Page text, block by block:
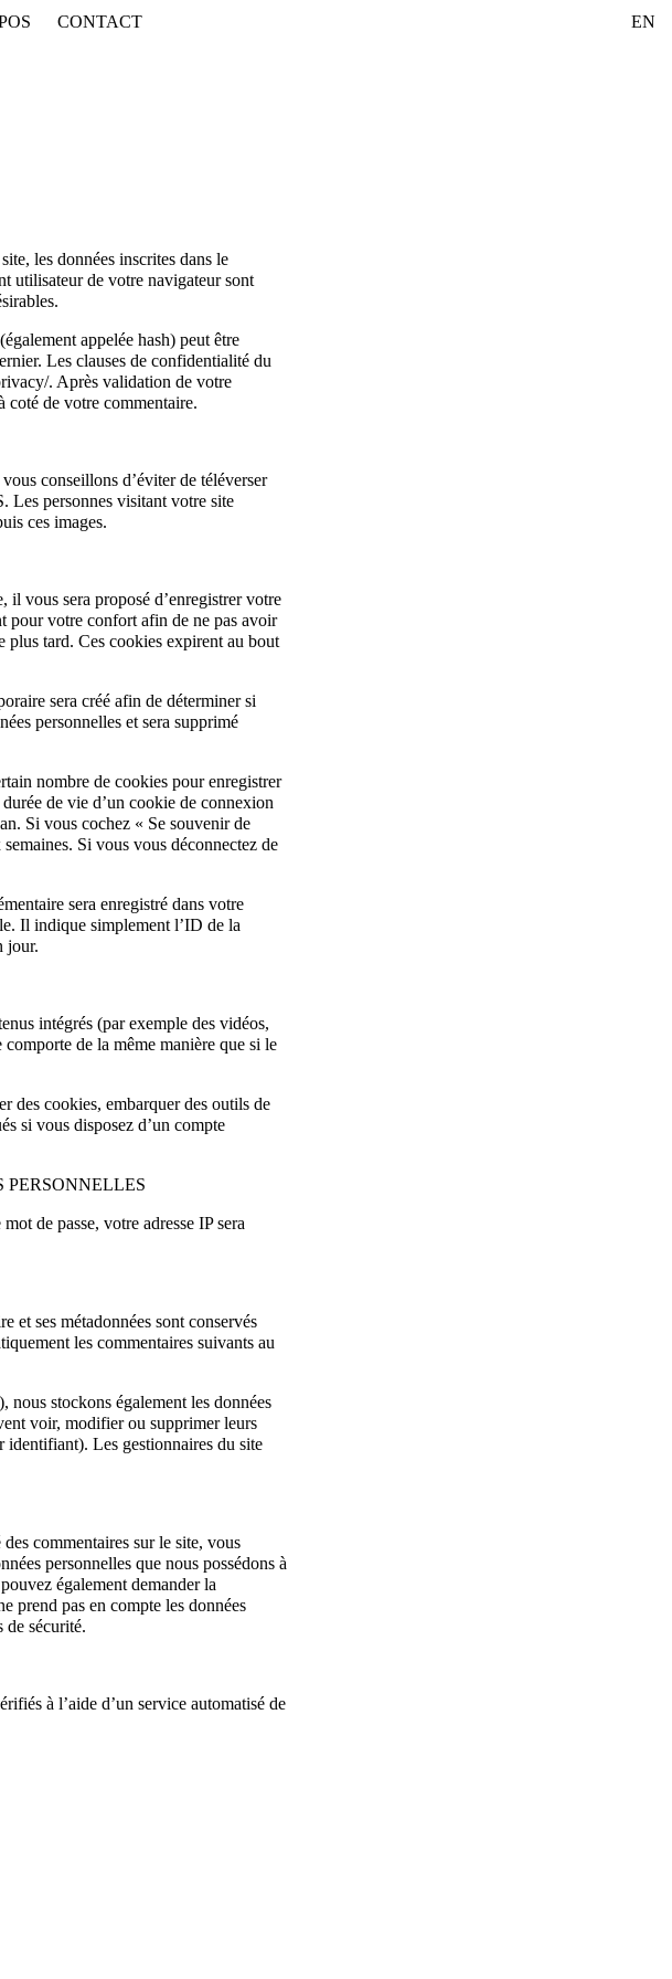
CONTACT EN
les données inscrites dans le
utilisateur de votre navigateur sont
appelée hash) peut être
Les clauses de confidentialité du
. Après validation de votre
de votre commentaire.
conseillons d’éviter de téléverser
Les personnes visitant votre site
ces images.
il vous sera proposé d’enregistrer votre
pour votre confort afin de ne pas avoir
plus tard. Ces cookies expirent au bout
sera créé afin de déterminer si
personnelles et sera supprimé
nombre de cookies pour enregistrer
de vie d’un cookie de connexion
Si vous cochez « Se souvenir de
Si vous vous déconnectez de
sera enregistré dans votre
Il indique simplement l’ID de la
jour.
intégrés (par exemple des vidéos,
de la même manière que si le
des cookies, embarquer des outils de
si vous disposez d’un compte
de passe, votre adresse IP sera
et ses métadonnées sont conservés
les commentaires suivants au
nous stockons également les données
voir, modifier ou supprimer leurs
identifiant). Les gestionnaires du site
commentaires sur le site, vous
personnelles que nous possédons à
également demander la
prend pas en compte les données
de sécurité.
à l’aide d’un service automatisé de